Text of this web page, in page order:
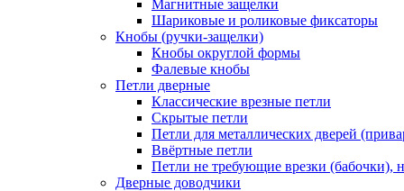
Магнитные защелки
Шариковые и роликовые фиксаторы
Кнобы (ручки-защелки)
Кнобы округлой формы
Фалевые кнобы
Петли дверные
Классические врезные петли
Скрытые петли
Петли для металлических дверей
Ввёртные петли
Петли не требующие врезки (бабочки),
Дверные доводчики